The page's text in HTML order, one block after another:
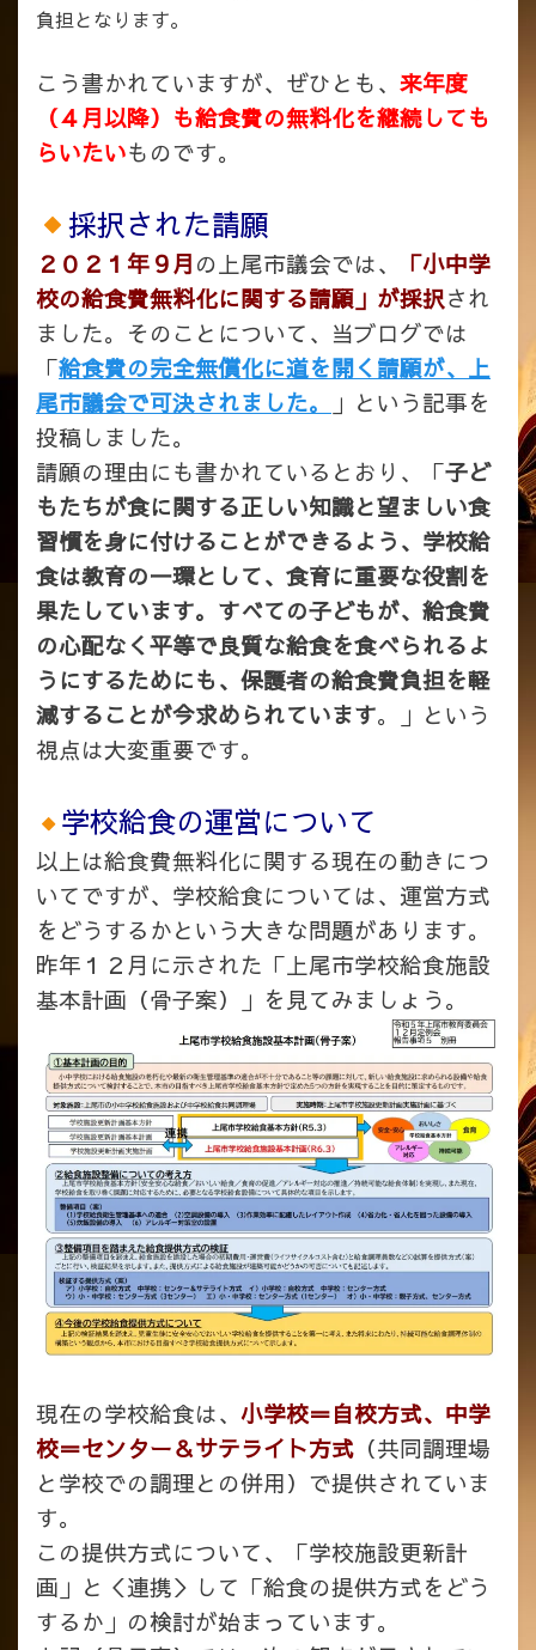
負担となります。
こう書かれていますが、ぜひとも、 来年度
（４月以降）も給食費の無料化を継続しても
らいたいものです。
採択された請願
２０２１年９月の上尾市議会では、
「小中学
校の給食費無料化に関する請願」が採択され
ました。そのことについて、当ブログでは
「給食費の完全無償化に道を開く請願が、上
尾市議会で可決されました。
」という記事を
投稿しました。
請願の理由にも書かれているとおり、「子ど
もたちが食に関する正しい知識と望ましい食
習慣を身に付けることができるよう、学校給
食は教育の一環として、食育に重要な役割を
果たしています。すべての子どもが、給食費
の心配なく平等で良質な給食を食べられるよ
うにするためにも、保護者の給食費負担を軽
減することが今求められています。」という
視点は大変重要です。
学校給食の運営について
以上は給食費無料化に関する現在の動きにつ
いてですが、学校給食については、運営方式
をどうするかという大きな問題があります。
昨年１２月に示された「上尾市学校給食施設
基本計画（骨子案）」を見てみましょう。
現在の学校給食は、 小学校＝自校方式、中学
校＝センター＆サテライト方式 （共同調理場
と学校での調理との併用）で提供されていま
す。
この提供方式について、「学校施設更新計
画」と＜連携＞して「給食の提供方式をどう
するか」の検討が始まっています。